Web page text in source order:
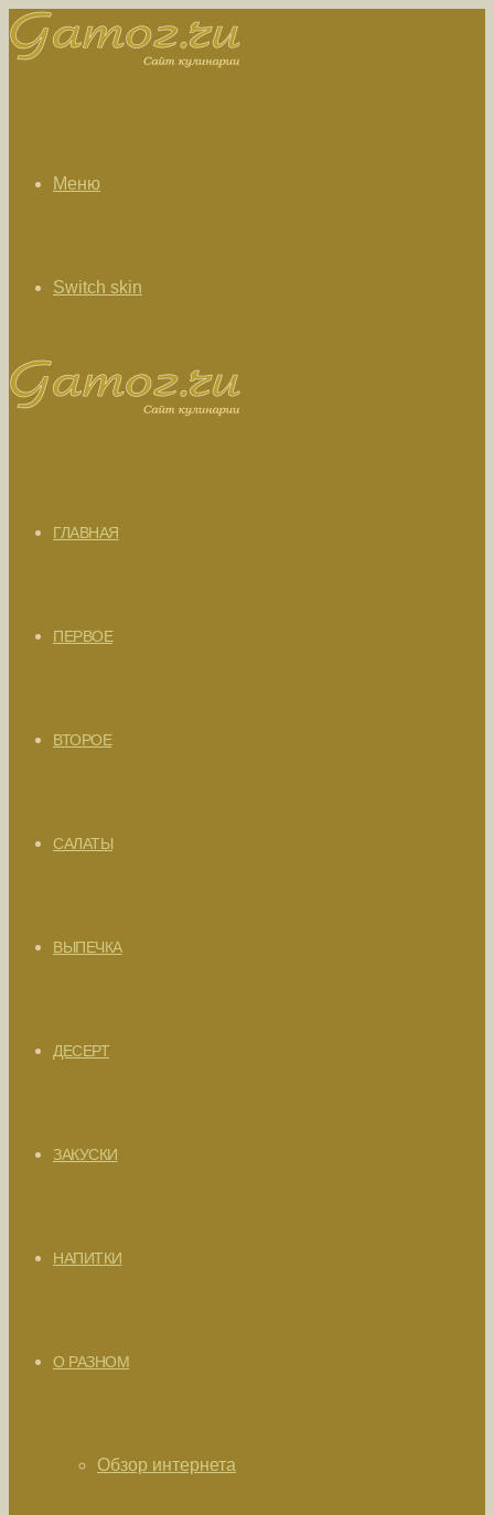
Меню
Switch skin
ГЛАВНАЯ
ПЕРВОЕ
ВТОРОЕ
САЛАТЫ
ВЫПЕЧКА
ДЕСЕРТ
ЗАКУСКИ
НАПИТКИ
О РАЗНОМ
Обзор интернета